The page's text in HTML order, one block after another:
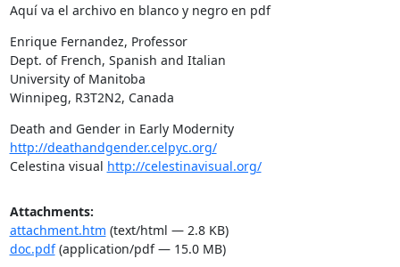
Aquí va el archivo en blanco y negro en pdf
Enrique Fernandez, Professor
Dept. of French, Spanish and Italian
University of Manitoba
Winnipeg, R3T2N2, Canada
Death and Gender in Early Modernity
http://deathandgender.celpyc.org/
Celestina visual http://celestinavisual.org/
Attachments:
attachment.htm (text/html — 2.8 KB)
doc.pdf(application/pdf — 15.0 MB)